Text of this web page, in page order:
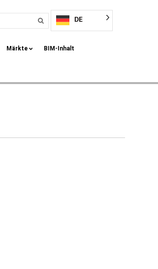
DE
Märkte BIM-Inhalt